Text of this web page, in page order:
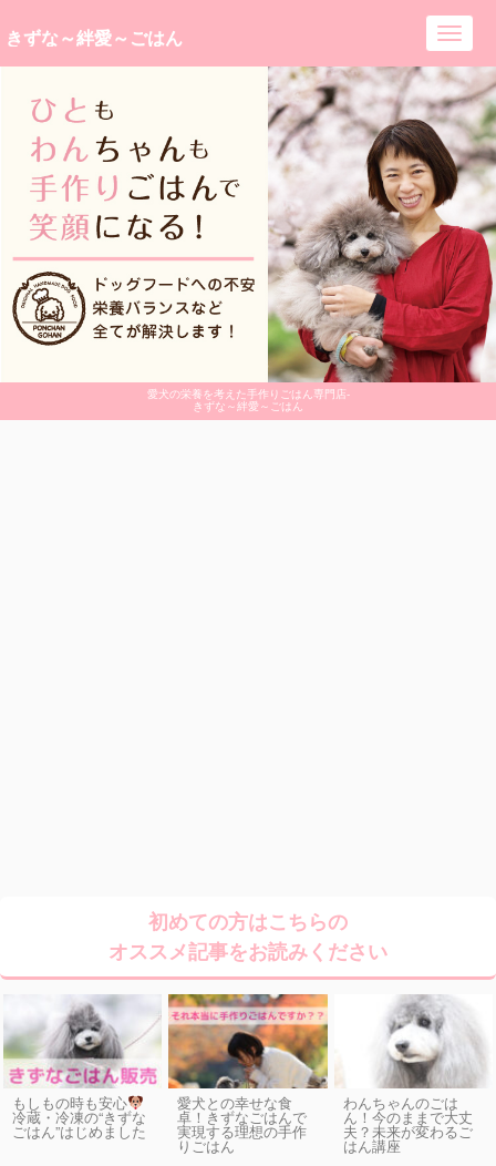
愛犬の栄養を考えた手作りごはん専門店-
きずな～絆愛～ごはん
きずな～絆愛～ごはん
初めての方はこちらの
オススメ記事をお読みください
もしもの時も安心
冷蔵・冷凍の“きずな
ごはん”はじめました
愛犬との幸せな食
卓！きずなごはんで
実現する理想の手作
りごはん
わんちゃんのごは
ん！今のままで大丈
夫？未来が変わるご
はん講座